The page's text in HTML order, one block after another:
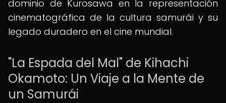
dominio de Kurosawa en la representación
cinematográfica de la cultura samurái y su
legado duradero en el cine mundial.
"La Espada del Mal" de Kihachi
Okamoto: Un Viaje a la Mente de
un Samurái